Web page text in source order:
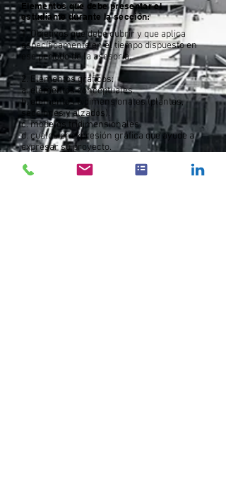
Elementos que debe presentar el
estudiante durante la sección:
1. Objetivos que debe cubrir y que aplica
específicamente en el tiempo dispuesto en
ese periodo de la asesoría.
2. Elementos gráficos:
a. elementos conceptuales.
b. elementos bidimensionales (plantas,
secciones y alzados).
c. modelos tridimensionales.
d. cualquier expresión gráfica que ayude a
expresar su proyecto.